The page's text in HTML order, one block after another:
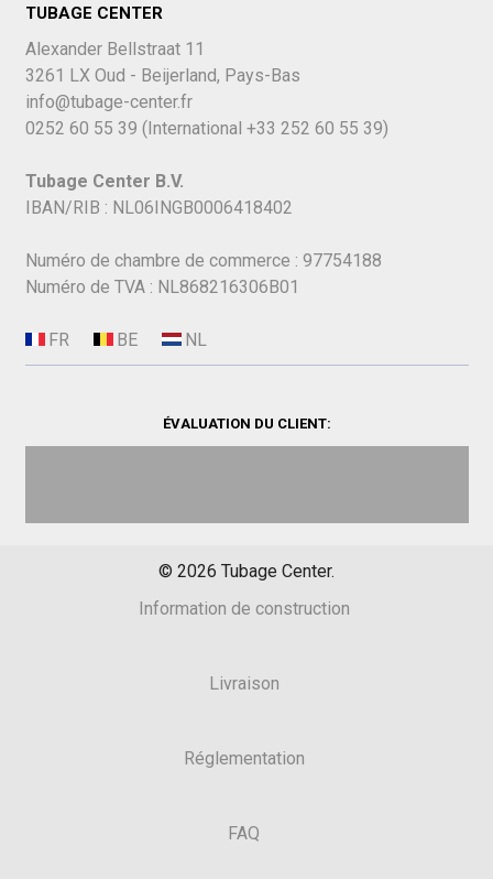
TUBAGE CENTER
Alexander Bellstraat 11
3261 LX Oud - Beijerland, Pays-Bas
info@tubage-center.fr
0252 60 55 39 (International +33 252 60 55 39)
Tubage Center B.V.
IBAN/RIB : NL06INGB0006418402
Numéro de chambre de commerce : 97754188
Numéro de TVA : NL868216306B01
ÉVALUATION DU CLIENT:
© 2026 Tubage Center.
Information de construction
Livraison
Réglementation
FAQ